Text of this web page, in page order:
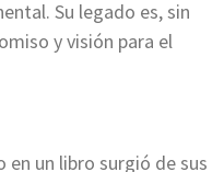
Su legado es, sin
y visión para el
en un libro surgió de sus